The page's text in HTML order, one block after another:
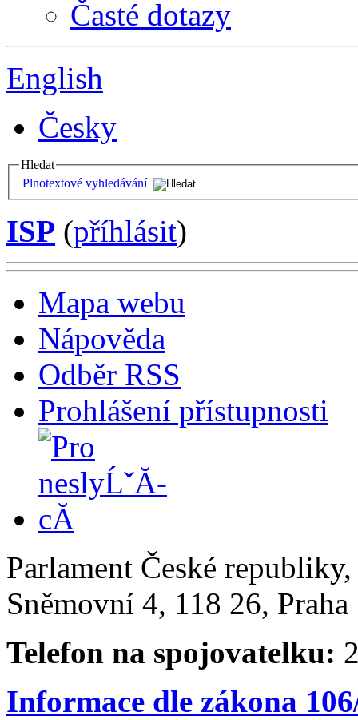
Časté dotazy
English
Česky
Hledat
Plnotextové vyhledávání
ISP (příhlásit)
Mapa webu
Nápověda
Odběr RSS
Prohlášení přístupnosti
Parlament České
Sněmovní 4, 118 26,
Telefon na spojovatelku:
Informace dle zákona